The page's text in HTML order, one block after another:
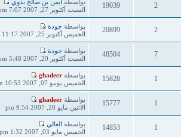
2
ردود
19039
مشاهدات
مشاركة
بواسطةأيمن بن صالح بدوي
السبت أكتوبر 27, 2007 7:07 pm
2
ردود
20899
مشاهدات
آخر
مشاركة
بواسطة جودة
الخميس أكتوبر 25, 2007 11:17 am
7
ردود
48504
مشاهدات
آخر
مشاركة
بواسطة جودة
السبت أكتوبر 20, 2007 5:48 pm
1
ردود
15828
مشاهدات
آخر
مشاركة
بواسطةghadeer
الخميس يونيو 07, 2007 10:53 pm
1
ردود
15777
مشاهدات
آخر
مشاركة
بواسطةghadeer
الاثنين مايو 28, 2007 9:54 pm
1
14853
آخر
مشاركة
بواسطة الغالي
الخميس مايو 03, 2007 1:32 pm